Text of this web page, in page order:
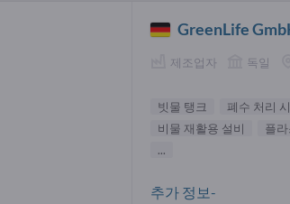
GreenLife
제조업자 독일
빗물 탱크 폐수 처리
비물 재활용 설비
플
...
추가 정보-